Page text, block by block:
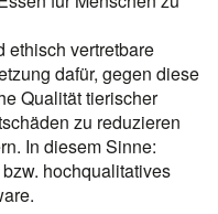
ethisch vertretbare
dafür, gegen diese
Qualität tierischer
zu reduzieren
In diesem Sinne:
hochqualitatives